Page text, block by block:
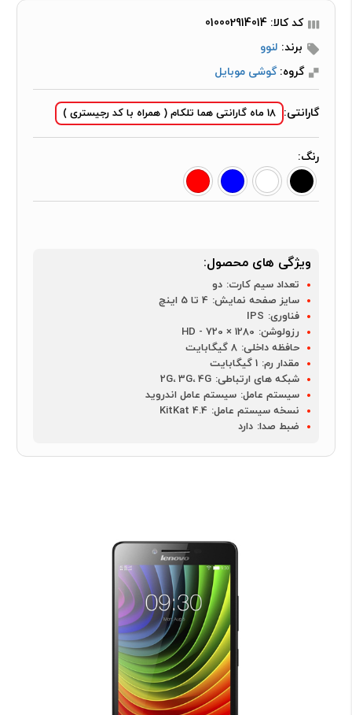
کد کالا: 010002914014
برند: لنوو
گروه:گوشی موبایل
گارانتی: 18 ماه گارانتی هما تلکام ( همراه با کد رجیستری )
رنگ:
ویژگی های محصول:
تعداد سیم کارت: دو
سایز صفحه نمایش: 4 تا 5 اینچ
فناوری: IPS
رزولوشن: 1280 × 720 - HD
حافظه داخلی: 8 گیگابایت
مقدار رم: 1 گیگابایت
شبکه های ارتباطی: 2G، 3G، 4G
سیستم عامل: سیستم عامل اندروید
نسخه سیستم عامل: 4.4 KitKat
ضبط صدا: دارد